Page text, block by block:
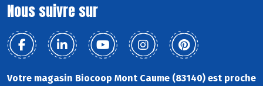
Nous suivre sur
Votre magasin Biocoop Mont Caume (83140) est proche